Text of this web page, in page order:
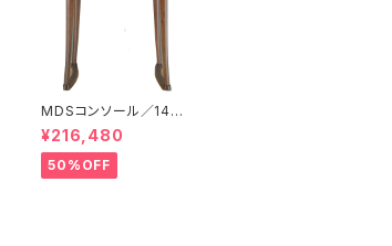
MDSコンソール／143
36
¥216,480
50%OFF